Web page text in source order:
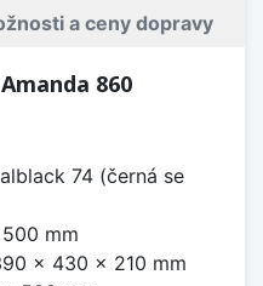
a ceny dopravy
860
74 (černá se
mm
x 430 x 210 mm